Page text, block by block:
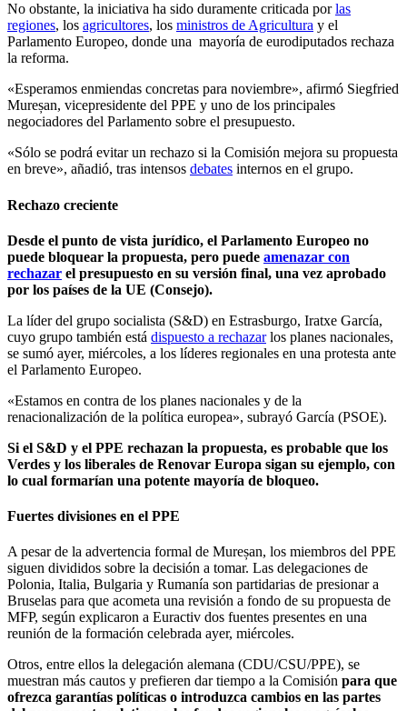
No obstante, la iniciativa ha sido duramente criticada porlas
regiones, los agricultores, los ministros de Agricultura y el
Parlamento Europeo, donde una mayoría de eurodiputados rechaza
la reforma.
«Esperamos enmiendas concretas para noviembre», afirmó Siegfried
Mureșan, vicepresidente del PPE y uno de los principales
negociadores del Parlamento sobre el presupuesto.
«Sólo se podrá evitar un rechazo si la Comisión mejora su propuesta
en breve», añadió, tras intensos debates internos en el grupo.
Rechazo creciente
Desde el punto de vista jurídico, el Parlamento Europeo no
puede bloquear la propuesta, pero puede amenazar con
rechazar el presupuesto en su versión final, una vez aprobado
por los países de la UE (Consejo).
La líder del grupo socialista (S&D) en Estrasburgo, Iratxe García,
cuyo grupo también está dispuesto a rechazarlos planes nacionales,
se sumó ayer, miércoles, a los líderes regionales en una protesta ante
el Parlamento Europeo.
«Estamos en contra de los planes nacionales y de la
renacionalización de la política europea», subrayó García (PSOE).
Si el S&D y el PPE rechazan la propuesta, es probable que los
Verdes y los liberales de Renovar Europa sigan su ejemplo, con
lo cual formarían una potente mayoría de bloqueo.
Fuertes divisiones en el PPE
A pesar de la advertencia formal de Mureșan, los miembros del PPE
siguen divididos sobre la decisión a tomar. Las delegaciones de
Polonia, Italia, Bulgaria y Rumanía son partidarias de presionar a
Bruselas para que acometa una revisión a fondo de su propuesta de
MFP, según explicaron a Euractiv dos fuentes presentes en una
reunión de la formación celebrada ayer, miércoles.
Otros, entre ellos la delegación alemana (CDU/CSU/PPE), se
muestran más cautos y prefieren dar tiempo a la Comisión para que
ofrezca garantías políticas o introduzca cambios en las partes